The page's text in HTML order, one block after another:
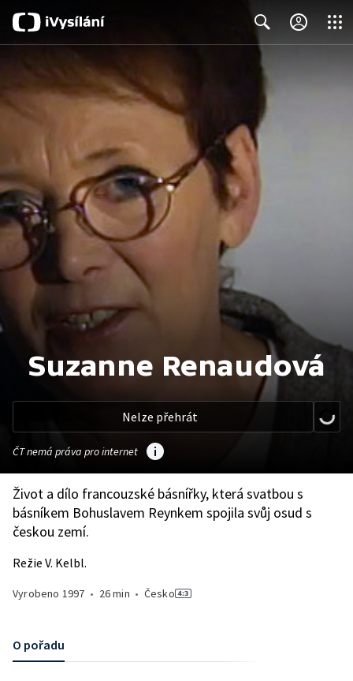
Search
Suzanne Renaudová
Nelze přehrát
ČT nemá práva pro internet
Život a dílo francouzské básnířky, která svatbou s
básníkem Bohuslavem Reynkem spojila svůj osud s
českou zemí.
Režie V. Kelbl.
Vyrobeno 1997 • 26 min • Česko
O pořadu